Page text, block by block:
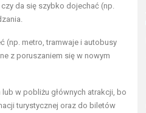
da się szybko dojechać (np.
(np. metro, tramwaje i autobusy
z poruszaniem się w nowym
w pobliżu głównych atrakcji, bo
turystycznej oraz do biletów